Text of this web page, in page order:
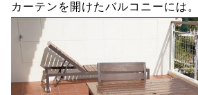
カーテンを開けたバルコニーには。